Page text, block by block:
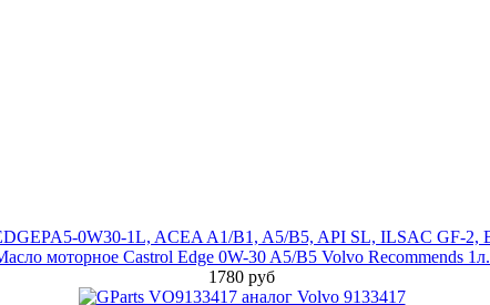
моторное Castrol Edge 0W-30 A5/B5 Volvo Recommends 1л.
1780 руб